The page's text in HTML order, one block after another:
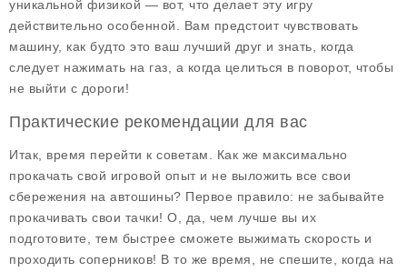
уникальной физикой — вот, что делает эту игру
действительно особенной. Вам предстоит чувствовать
машину, как будто это ваш лучший друг и знать, когда
следует нажимать на газ, а когда целиться в поворот, чтобы
не выйти с дороги!
Практические рекомендации для вас
Итак, время перейти к советам. Как же максимально
прокачать свой игровой опыт и не выложить все свои
сбережения на автошины? Первое правило: не забывайте
прокачивать свои тачки! О, да, чем лучше вы их
подготовите, тем быстрее сможете выжимать скорость и
проходить соперников! В то же время, не спешите, когда на